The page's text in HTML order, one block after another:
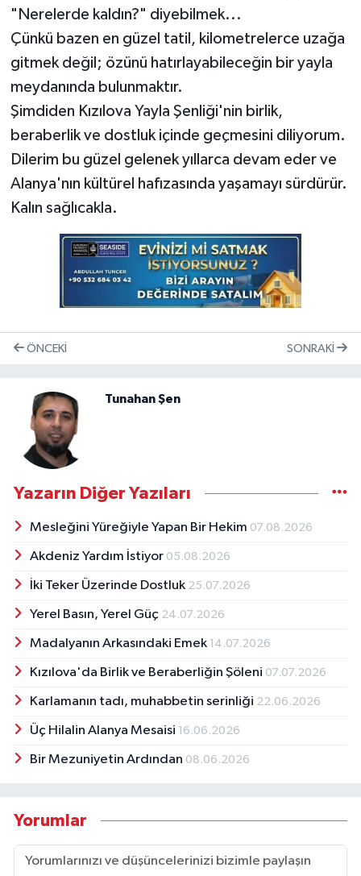
"Nerelerde kaldın?" diyebilmek...
Çünkü bazen en güzel tatil, kilometrelerce uzağa
gitmek değil; özünü hatırlayabileceğin bir yayla
meydanında bulunmaktır.
Şimdiden Kızılova Yayla Şenliği'nin birlik,
beraberlik ve dostluk içinde geçmesini diliyorum.
Dilerim bu güzel gelenek yıllarca devam eder ve
Alanya'nın kültürel hafızasında yaşamayı sürdürür.
Kalın sağlıcakla.
ÖNCEKI SONRAKI
Tunahan Şen
Yazarın Diğer Yazıları
Mesleğini Yüreğiyle Yapan Bir Hekim 07.08.2026
Akdeniz Yardım İstiyor 05.08.2026
İki Teker Üzerinde Dostluk 25.07.2026
Yerel Basın, Yerel Güç 24.07.2026
Madalyanın Arkasındaki Emek 14.07.2026
Kızılova'da Birlik ve Beraberliğin Şöleni 07.07.2026
Karlamanın tadı, muhabbetin serinliği 22.06.2026
Üç Hilalin Alanya Mesaisi 16.06.2026
Bir Mezuniyetin Ardından 08.06.2026
Yorumlar